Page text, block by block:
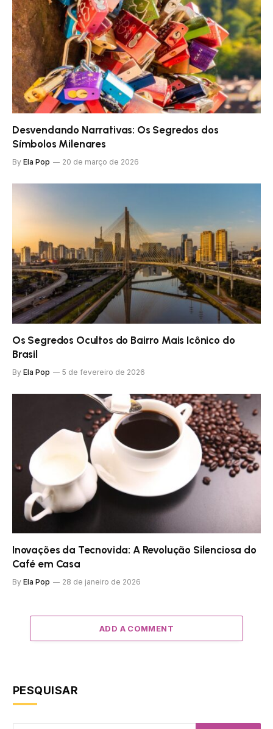
Desvendando Narrativas: Os Segredos dos
Símbolos Milenares
By Ela Pop 20 de março de 2026
Os Segredos Ocultos do Bairro Mais Icônico do
Brasil
By Ela Pop 5 de fevereiro de 2026
Inovações da Tecnovida: A Revolução Silenciosa do
Café em Casa
By Ela Pop 28 de janeiro de 2026
ADD A COMMENT
PESQUISAR